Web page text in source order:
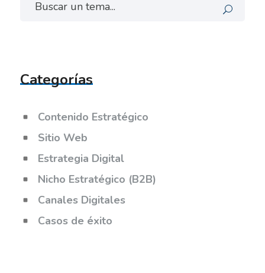
Categorías
Contenido Estratégico
Sitio Web
Estrategia Digital
Nicho Estratégico (B2B)
Canales Digitales
Casos de éxito